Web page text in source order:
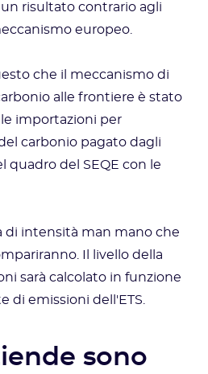
un risultato contrario agli
europeo.
che il meccanismo di
alle frontiere è stato
importazioni per
carbonio pagato dagli
quadro del SEQE con le
di intensità man mano che
Il livello della
sarà calcolato in funzione
di emissioni dell'ETS.
sono